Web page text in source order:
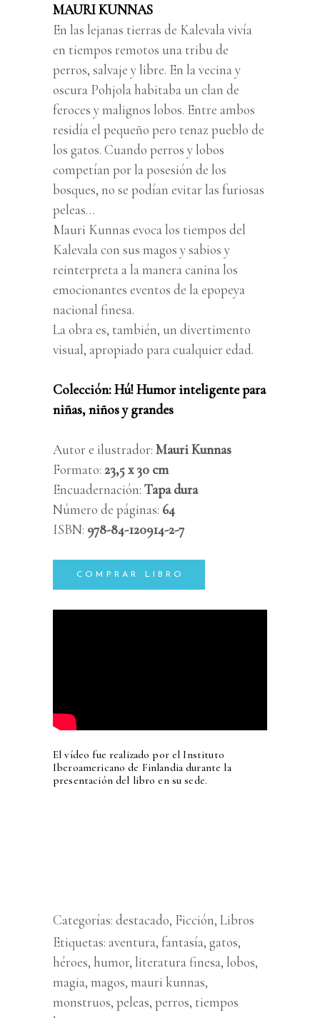
MAURI KUNNAS
En las lejanas tierras de Kalevala vivía
en tiempos remotos una tribu de
perros, salvaje y libre. En la vecina y
oscura Pohjola habitaba un clan de
feroces y malignos lobos. Entre ambos
residía el pequeño pero tenaz pueblo de
los gatos. Cuando perros y lobos
competían por la posesión de los
bosques, no se podían evitar las furiosas
peleas…
Mauri Kunnas evoca los tiempos del
Kalevala con sus magos y sabios y
reinterpreta a la manera canina los
emocionantes eventos de la epopeya
nacional finesa.
La obra es, también, un divertimento
visual, apropiado para cualquier edad.
Colección: Hú! Humor inteligente para
niñas, niños y grandes
Autor e ilustrador: Mauri Kunnas
Formato: 23,5 x 30 cm
Encuadernación: Tapa dura
Número de páginas: 64
ISBN: 978-84-120914-2-7
COMPRAR LIBRO
El vídeo fue realizado por el Instituto
Iberoamericano de Finlandia durante la
presentación del libro en su sede.
Categorías: destacado, Ficción, Libros
Etiquetas: aventura, fantasía, gatos,
héroes, humor, literatura finesa, lobos,
magia, magos, mauri kunnas,
monstruos, peleas, perros, tiempos